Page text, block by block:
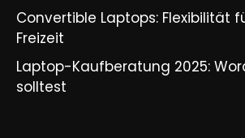
Convertible Laptops: Flexibilität
Freizeit​
Laptop-Kaufberatung 2025:
solltest​